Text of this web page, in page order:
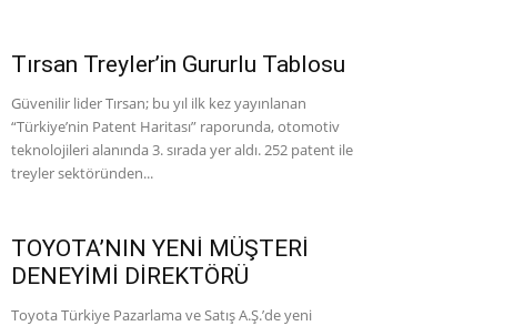
Tırsan Treyler’in Gururlu Tablosu
Güvenilir lider Tırsan; bu yıl ilk kez yayınlanan
“Türkiye’nin Patent Haritası” raporunda, otomotiv
teknolojileri alanında 3. sırada yer aldı. 252 patent ile
treyler sektöründen...
TOYOTA’NIN YENİ MÜŞTERİ
DENEYİMİ DİREKTÖRÜ
Toyota Türkiye Pazarlama ve Satış A.Ş.’de yeni